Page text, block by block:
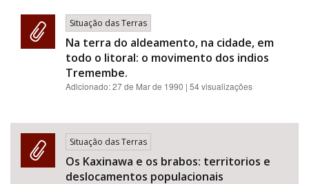
Situação das Terras
Na terra do aldeamento, na cidade, em
todo o litoral: o movimento dos indios
Tremembe.
Adicionado:27 de Mar de 1990 | 54 visualizações
Situação das Terras
Os Kaxinawa e os brabos: territorios e
deslocamentos populacionais